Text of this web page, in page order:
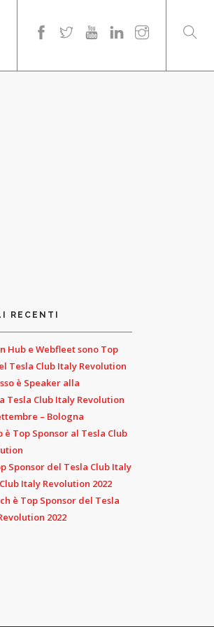
RECENTI
Hub e Webfleet sono Top
Tesla Club Italy Revolution
è Speaker alla
Tesla Club Italy Revolution
– Bologna
è Top Sponsor al Tesla Club
Sponsor del Tesla Club Italy
Italy Revolution 2022
è Top Sponsor del Tesla
2022